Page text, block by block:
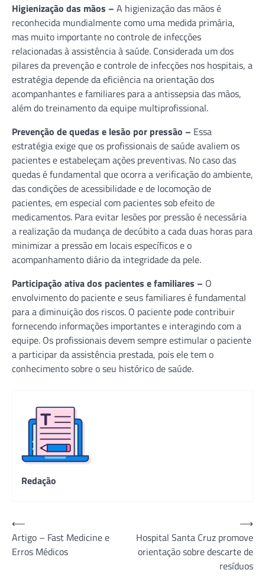
Higienização das mãos – A higienização das mãos é
reconhecida mundialmente como uma medida primária,
mas muito importante no controle de infecções
relacionadas à assistência à saúde. Considerada um dos
pilares da prevenção e controle de infecções nos hospitais, a
estratégia depende da eficiência na orientação dos
acompanhantes e familiares para a antissepsia das mãos,
além do treinamento da equipe multiprofissional.
Prevenção de quedas e lesão por pressão – Essa
estratégia exige que os profissionais de saúde avaliem os
pacientes e estabeleçam ações preventivas. No caso das
quedas é fundamental que ocorra a verificação do ambiente,
das condições de acessibilidade e de locomoção de
pacientes, em especial com pacientes sob efeito de
medicamentos. Para evitar lesões por pressão é necessária
a realização da mudança de decúbito a cada duas horas para
minimizar a pressão em locais específicos e o
acompanhamento diário da integridade da pele.
Participação ativa dos pacientes e familiares – O
envolvimento do paciente e seus familiares é fundamental
para a diminuição dos riscos. O paciente pode contribuir
fornecendo informações importantes e interagindo com a
equipe. Os profissionais devem sempre estimular o paciente
a participar da assistência prestada, pois ele tem o
conhecimento sobre o seu histórico de saúde.
Redação
Navegação
de
Post
⟵
Artigo – Fast Medicine e
Erros Médicos
Hospital Santa Cruz promove
orientação sobre descarte de
resíduos
⟶